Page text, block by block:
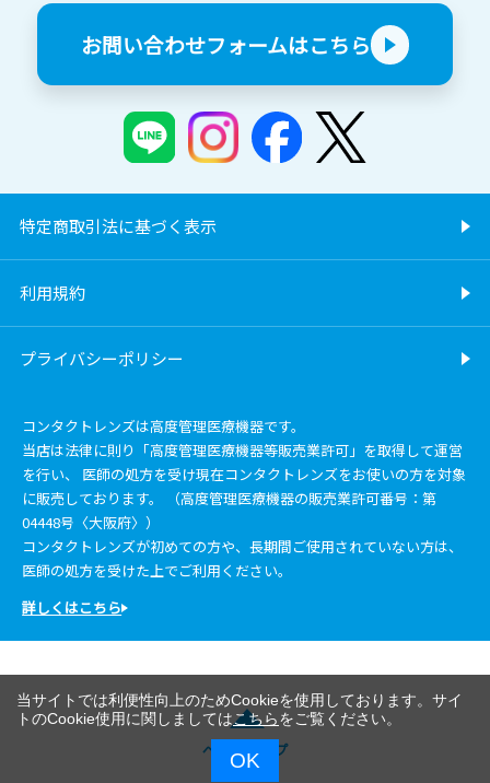
お問い合わせフォームはこちら
特定商取引法に基づく表示
利用規約
プライバシーポリシー
コンタクトレンズは高度管理医療機器です。
当店は法律に則り「高度管理医療機器等販売業許可」を取得して運営
を行い、 医師の処方を受け現在コンタクトレンズをお使いの方を対象
に販売しております。 （高度管理医療機器の販売業許可番号：第
04448号〈大阪府〉）
コンタクトレンズが初めての方や、長期間ご使用されていない方は、
医師の処方を受けた上でご利用ください。
詳しくはこちら
ページトップ
当サイトでは利便性向上のためCookieを使用しております。サイ
トのCookie使用に関しましてはこちらをご覧ください。
OK